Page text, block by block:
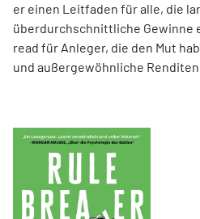
er einen Leit­faden für alle, die
überdurchschnittliche Gewinne
read für Anleger, die den Mut
und außergewöhnliche